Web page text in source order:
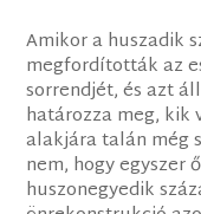
Amikor a huszadik
megfordították az
sorrendjét, és azt
határozza meg, kik
alakjára talán még
nem, hogy egyszer
huszonegyedik